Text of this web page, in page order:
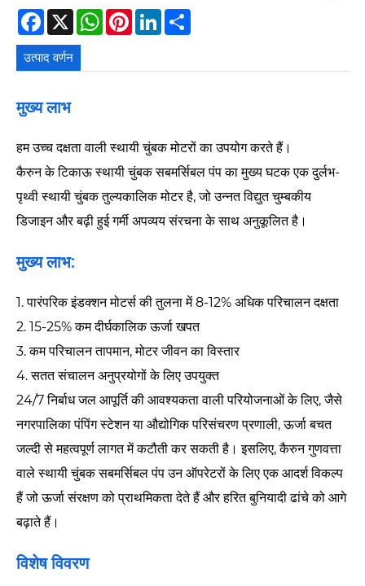
Facebook
X WhatsApp
PinterestLinkedIn
उत्पाद वर्णन
मुख्य लाभ
हम उच्च दक्षता वाली स्थायी चुंबक मोटरों का उपयोग करते हैं।
कैरुन के टिकाऊ स्थायी चुंबक सबमर्सिबल पंप का मुख्य घटक एक दुर्लभ-
पृथ्वी स्थायी चुंबक तुल्यकालिक मोटर है, जो उन्नत विद्युत चुम्बकीय
डिजाइन और बढ़ी हुई गर्मी अपव्यय संरचना के साथ अनुकूलित है।
मुख्य लाभ:
1. पारंपरिक इंडक्शन मोटर्स की तुलना में 8-12% अधिक परिचालन दक्षता
2. 15-25% कम दीर्घकालिक ऊर्जा खपत
3. कम परिचालन तापमान, मोटर जीवन का विस्तार
4. सतत संचालन अनुप्रयोगों के लिए उपयुक्त
24/7 निर्बाध जल आपूर्ति की आवश्यकता वाली परियोजनाओं के लिए, जैसे
नगरपालिका पंपिंग स्टेशन या औद्योगिक परिसंचरण प्रणाली, ऊर्जा बचत
जल्दी से महत्वपूर्ण लागत में कटौती कर सकती है। इसलिए, कैरुन गुणवत्ता
वाले स्थायी चुंबक सबमर्सिबल पंप उन ऑपरेटरों के लिए एक आदर्श विकल्प
हैं जो ऊर्जा संरक्षण को प्राथमिकता देते हैं और हरित बुनियादी ढांचे को आगे
बढ़ाते हैं।
विशेष विवरण